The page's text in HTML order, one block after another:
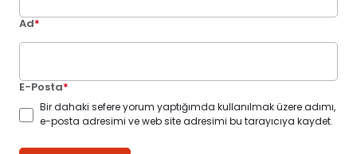
Ad*
E-Posta*
Bir dahaki sefere yorum yaptığımda kullanılmak üzere adımı,
e-posta adresimi ve web site adresimi bu tarayıcıya kaydet.